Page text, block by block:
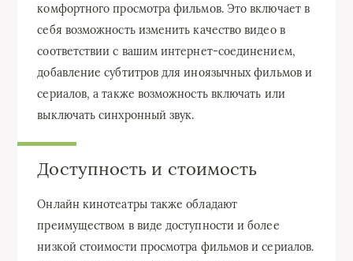
комфортного просмотра фильмов. Это включает в
себя возможность изменить качество видео в
соответствии с вашим интернет-соединением,
добавление субтитров для иноязычных фильмов и
сериалов, а также возможность включать или
выключать синхронный звук.
Доступность и стоимость
Онлайн кинотеатры также обладают
преимуществом в виде доступности и более
низкой стоимости просмотра фильмов и сериалов.